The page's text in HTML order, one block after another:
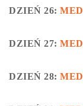
DZIEŃ 26:
DZIEŃ 27:
DZIEŃ 28: